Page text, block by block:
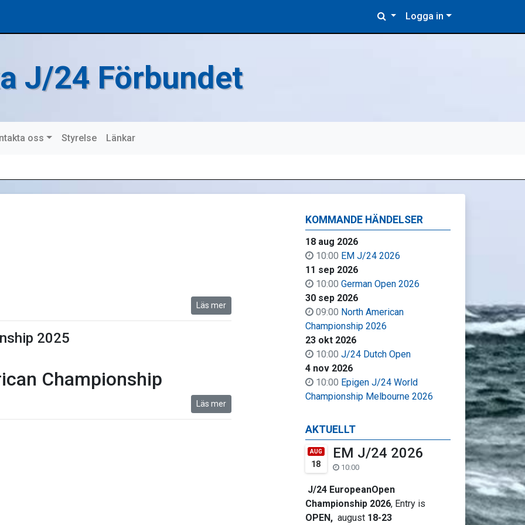
Logga in
J/24 Förbundet
oss Styrelse Länkar
KOMMANDE HÄNDELSER
18 aug 2026
10:00 EM J/24 2026
11 sep 2026
10:00 German Open 2026
30 sep 2026
09:00 North American
Championship 2026
23 okt 2026
10:00 J/24 Dutch Open
4 nov 2026
10:00 Epigen J/24 World
Championship Melbourne 2026
AKTUELLT
AUG
18
EM J/24 2026
10:00
J/24 EuropeanOpen
Championship 2026, Entry is
OPEN, august 18-23
Läs mer
2025
Championship
Läs mer